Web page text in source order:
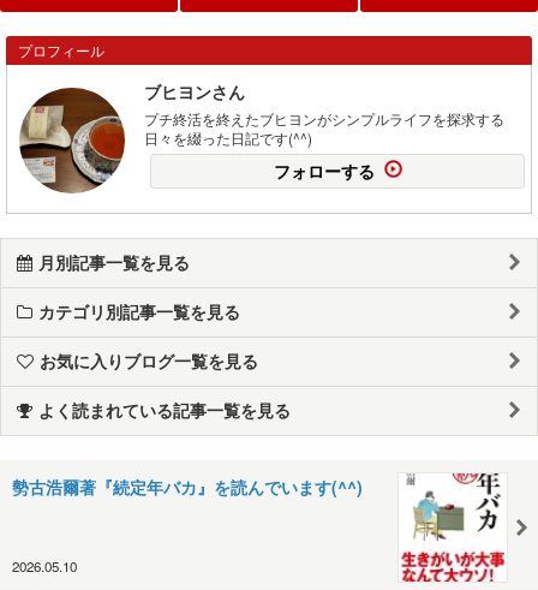
プロフィール
ブヒヨンさん
プチ終活を終えたブヒヨンがシンプルライフを探求する
日々を綴った日記です(^^)
フォローする
月別記事一覧を見る
カテゴリ別記事一覧を見る
お気に入りブログ一覧を見る
よく読まれている記事一覧を見る
勢古浩爾著『続定年バカ』を読んでいます(^^)
2026.05.10